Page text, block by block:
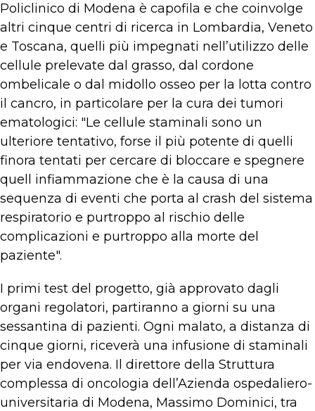
Policlinico di Modena è capofila e che coinvolge
altri cinque centri di ricerca in Lombardia, Veneto
e Toscana, quelli più impegnati nell’utilizzo delle
cellule prelevate dal grasso, dal cordone
ombelicale o dal midollo osseo per la lotta contro
il cancro, in particolare per la cura dei tumori
ematologici: "Le cellule staminali sono un
ulteriore tentativo, forse il più potente di quelli
finora tentati per cercare di bloccare e spegnere
quell infiammazione che è la causa di una
sequenza di eventi che porta al crash del sistema
respiratorio e purtroppo al rischio delle
complicazioni e purtroppo alla morte del
paziente".
I primi test del progetto, già approvato dagli
organi regolatori, partiranno a giorni su una
sessantina di pazienti. Ogni malato, a distanza di
cinque giorni, riceverà una infusione di staminali
per via endovena. Il direttore della Struttura
complessa di oncologia dell’Azienda ospedaliero-
universitaria di Modena, Massimo Dominici, tra